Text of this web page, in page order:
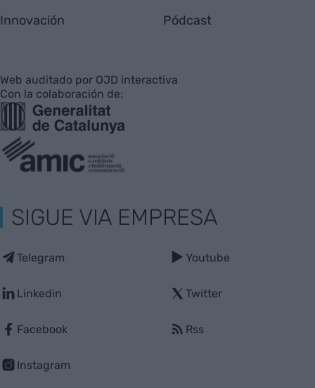
Innovación Pódcast
Web auditado por OJD interactiva
Con la colaboración de:
SIGUE VIA EMPRESA
Telegram
Linkedin
Facebook
Instagram
Youtube
Twitter
Rss